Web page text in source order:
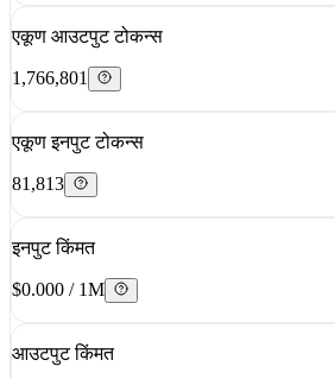
एकूण आउटपुट टोकन्स
1,766,801
एकूण इनपुट टोकन्स
81,813
इनपुट किंमत
$0.000 / 1M
आउटपुट किंमत